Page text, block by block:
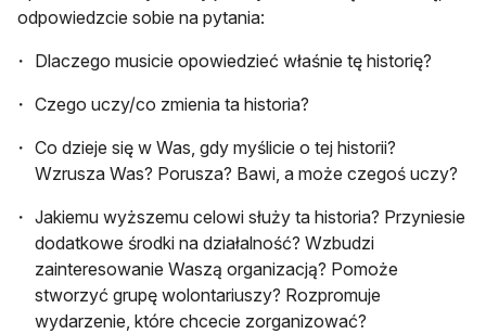
odpowiedzcie sobie na pytania:
Dlaczego musicie opowiedzieć właśnie tę historię?
Czego uczy/co zmienia ta historia?
Co dzieje się w Was, gdy myślicie o tej historii?
Wzrusza Was? Porusza? Bawi, a może czegoś uczy?
Jakiemu wyższemu celowi służy ta historia? Przyniesie
dodatkowe środki na działalność? Wzbudzi
zainteresowanie Waszą organizacją? Pomoże
stworzyć grupę wolontariuszy? Rozpromuje
wydarzenie, które chcecie zorganizować?